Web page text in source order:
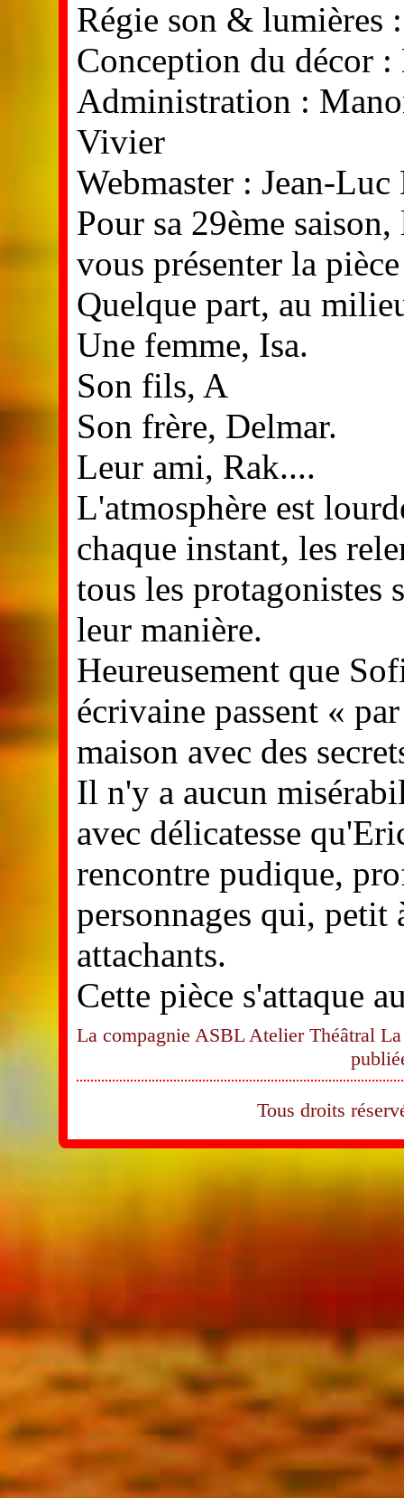
Régie son & lumières
Conception du décor
Administration :
Vivier
Webmaster : Jean-Luc
Pour sa 29ème
vous présenter la
Quelque part, au
Une femme, Isa.
Son fils, A
Son frère, Delmar.
Leur ami, Rak....
L'atmosphère est
chaque instant, les
tous les protagonistes
leur manière.
Heureusement que
écrivaine passent «
maison avec des
Il n'y a aucun
avec délicatesse
rencontre pudique,
personnages qui, petit
attachants.
Cette pièce s'attaque
La compagnie ASBL Atelier Théâtral
Tous droits